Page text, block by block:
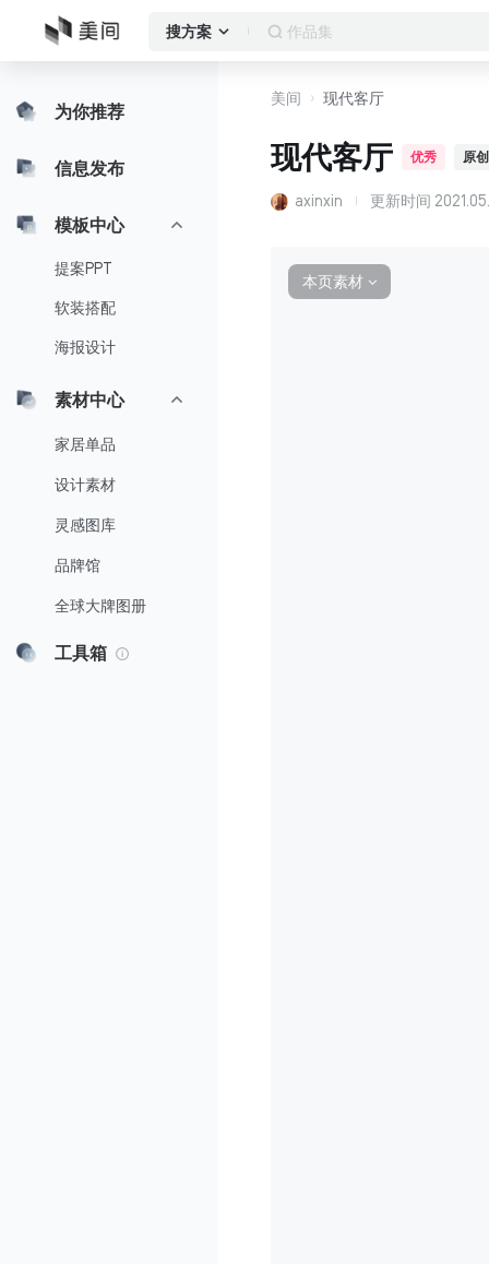
搜方案 作品集
为你推荐
信息发布
模板中心
提案PPT
软装搭配
海报设计
素材中心
家居单品
设计素材
灵感图库
品牌馆
全球大牌图册
工具箱
美间 现代客厅
现代客厅 优秀 原创
axinxin 更新时间
本页素材 ∨